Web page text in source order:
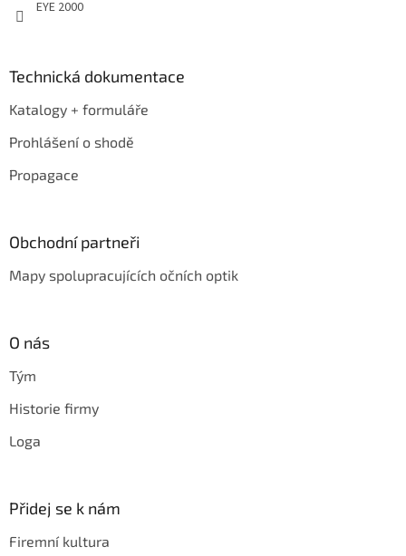
EYE 2000
Technická dokumentace
Katalogy + formuláře
Prohlášení o shodě
Propagace
Obchodní partneři
Mapy spolupracujících očních optik
O nás
Tým
Historie firmy
Loga
Přidej se k nám
Firemní kultura